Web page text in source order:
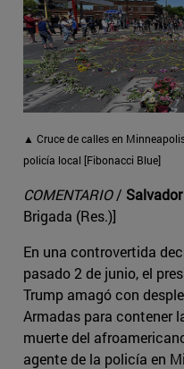
▲ Cruce de calles en
policía local [Fibonacci Blue]
COMENTARIO/
Brigada (Res.)]
En una controvertida
pasado 2 de junio, el
Trump amagó con
Armadas para contener
muerte del
agente de la policía en